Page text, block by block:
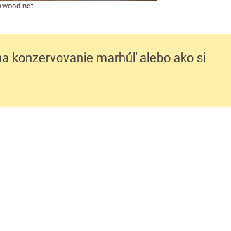
konzervovanie marhúľ alebo ako si